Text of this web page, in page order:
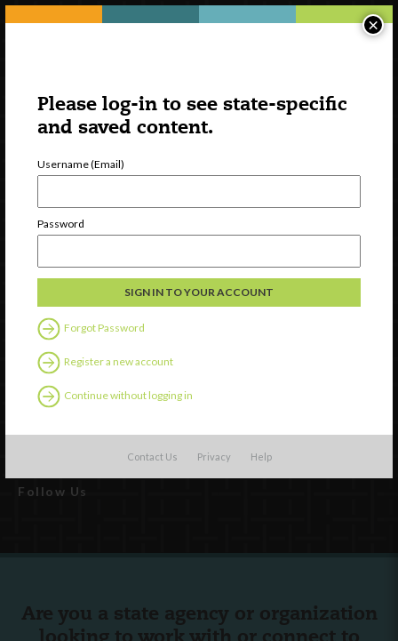
Please log-in to see state-specific
and saved content.
Username (Email)
Password
Forgot Password
Register a new account
Continue without logging in
Contact Us Privacy Help
×
Watch
Discover
Professional Development
Contact Us
External Resources
Follow Us
Are you a state agency or organization